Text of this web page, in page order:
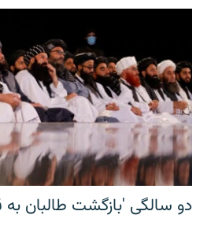
دو سالگی 'بازگشت طالبان